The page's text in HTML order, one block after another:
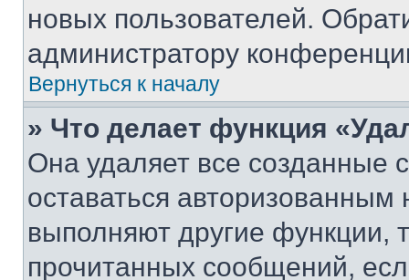
новых пользователей.
администратору
Вернуться к началу
» Что делает функция
Она удаляет все созданные
оставаться
выполняют другие функции,
прочитанных сообщений,